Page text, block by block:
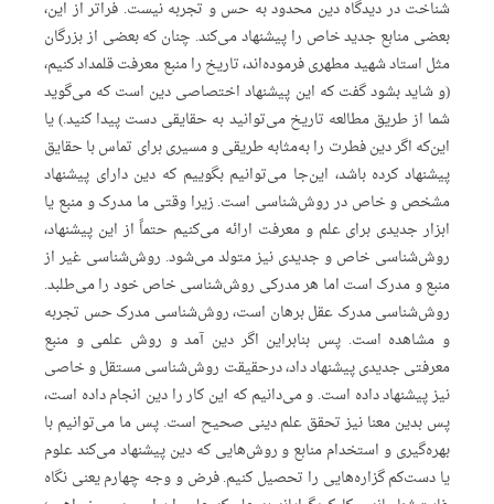
شناخت در دیدگاه دین محدود به حس و تجربه نیست. فراتر از این،
بعضی منابع جدید خاص را پیشنهاد می‌کند. چنان که بعضی از بزرگان
مثل استاد شهید مطهری فرموده‌اند، تاریخ را منبع معرفت قلمداد کنیم،
(و شاید بشود گفت که این پیشنهاد اختصاصی دین است که می‌گوید
شما از طریق مطالعه تاریخ می‌توانید به حقایقی دست پیدا کنید.) یا
این‌که اگر دین فطرت را به‌مثابه طریقی و مسیری برای تماس با حقایق
پیشنهاد کرده باشد، این‌جا می‌توانیم بگوییم که دین دارای پیشنهاد
مشخص و خاص در روش‌شناسی است. زیرا وقتی ما مدرک و منبع یا
ابزار جدیدی برای علم و معرفت ارائه می‌کنیم حتماً از این پیشنهاد،
روش‌شناسی خاص و جدیدی نیز متولد می‌شود. روش‌شناسی غیر از
منبع و مدرک است اما هر مدرکی روش‌شناسی خاص خود را می‌طلبد.
روش‌شناسی مدرک عقل برهان است، روش‌شناسی‌ مدرک حس تجربه
و مشاهده است. پس بنابراین اگر دین آمد و روش علمی و منبع
معرفتی جدیدی پیشنهاد داد، درحقیقت روش‌شناسی مستقل و خاصی
نیز پیشنهاد داده است. و می‌دانیم که این کار را دین انجام داده است،
پس بدین معنا نیز تحقق علم دینی صحیح است. پس ما می‌توانیم با
بهره‌گیری و استخدام منابع و روش‌هایی که دین پیشنهاد می‌کند علوم
یا دست‌کم گزاره‌هایی را تحصیل کنیم. فرض و وجه چهارم یعنی نگاه